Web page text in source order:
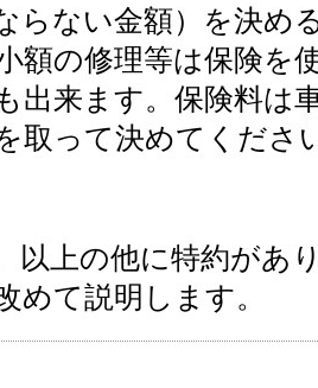
らない金額）を決め
額の修理等は保険を
出来ます。保険料は
取って決めてくださ
以上の他に特約があ
めて説明します。